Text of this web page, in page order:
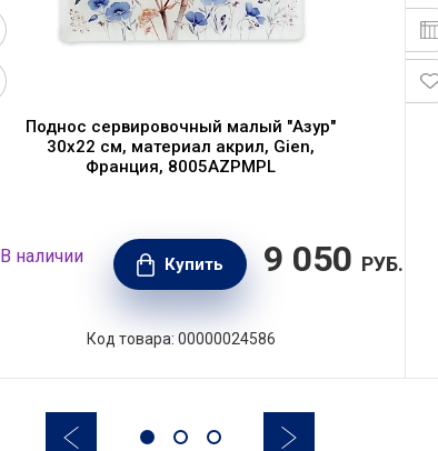
Поднос сервировочный малый "Азур"
30х22 см, материал акрил, Gien,
Франция, 8005AZPMPL
В наличии Купить 9 050 РУБ.
Код товара: 00000024586